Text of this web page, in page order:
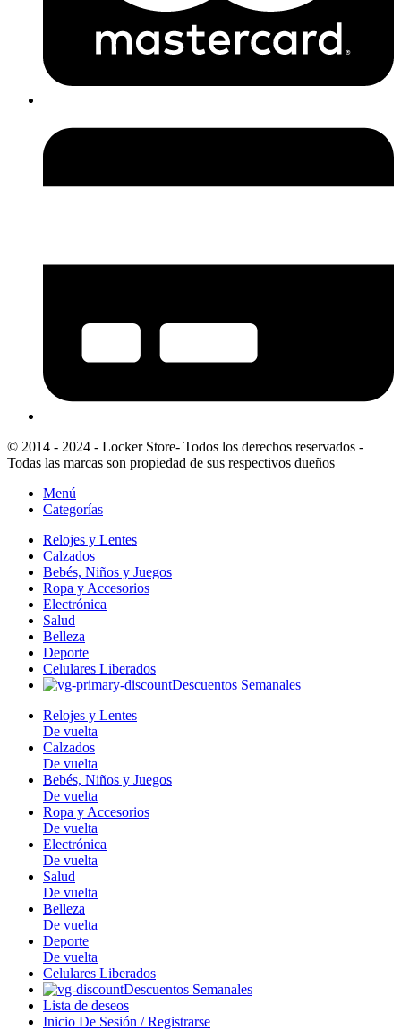
© 2014 - 2024 - Locker Store- Todos los derechos reservados -
Todas las marcas son propiedad de sus respectivos dueños
Menú
Categorías
Relojes y Lentes
Calzados
Bebés, Niños y Juegos
Ropa y Accesorios
Electrónica
Salud
Belleza
Deporte
Celulares Liberados
Descuentos Semanales
Relojes y Lentes
De vuelta
Calzados
De vuelta
Bebés, Niños y Juegos
De vuelta
Ropa y Accesorios
De vuelta
Electrónica
De vuelta
Salud
De vuelta
Belleza
De vuelta
Deporte
De vuelta
Celulares Liberados
Descuentos Semanales
Lista de deseos
Inicio De Sesión / Registrarse